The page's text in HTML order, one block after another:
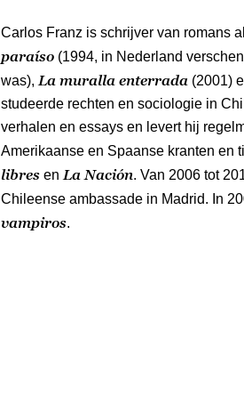
Carlos Franz is schrijver van romans
paraíso (1994, in Nederland
was), La muralla enterrada (2001)
studeerde rechten en sociologie in
verhalen en essays en levert hij
Amerikaanse en Spaanse kranten en
libres en La Nación. Van 2006 tot
Chileense ambassade in Madrid. In
vampiros.